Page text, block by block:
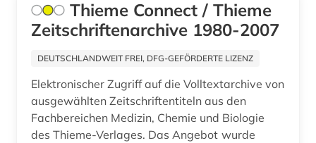
literaturwissenschaft (4)
mathematik (2)
medien (1)
medienkompetenz (1)
medienpädagogik (1)
Thieme Connect / Thieme
Zeitschriftenarchive 1980-2007
DEUTSCHLANDWEIT FREI, DFG-GEFÖRDERTE LIZENZ
Elektronischer Zugriff auf die Volltextarchive von
ausgewählten Zeitschriftentiteln aus den
Fachbereichen Medizin, Chemie und Biologie
des Thieme-Verlages. Das Angebot wurde